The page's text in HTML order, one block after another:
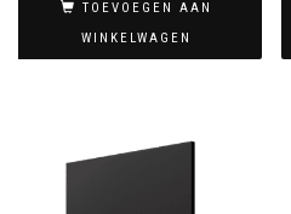
TOEVOEGEN AAN
WINKELWAGEN